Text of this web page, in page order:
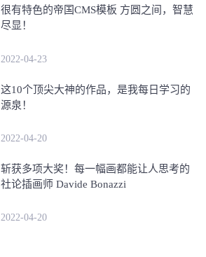
很有特色的帝国CMS模板 方圆之间，智慧
尽显！
2022-04-23
这10个顶尖大神的作品，是我每日学习的
源泉！
2022-04-20
斩获多项大奖！每一幅画都能让人思考的
社论插画师 Davide Bonazzi
2022-04-20